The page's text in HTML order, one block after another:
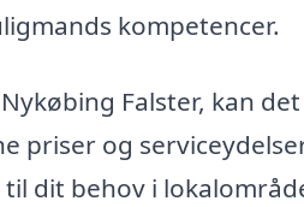
kompetencer.
Falster, kan
priser og
dit behov i